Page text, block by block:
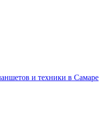
и техники в Самаре